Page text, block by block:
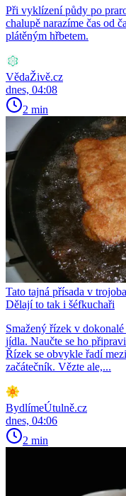
Při vyklízení půdy po
chalupě narazíme čas od
plátěným hřbetem.
VědaŽivě.cz
dnes, 04:08
2 min
Tato tajná přísada v
Dělají to tak i šéfkuchaři
Smažený řízek v
jídla. Naučte se ho
Řízek se obvykle řadí
začátečník. Vězte ale,...
BydlímeÚtulně.cz
dnes, 04:06
2 min